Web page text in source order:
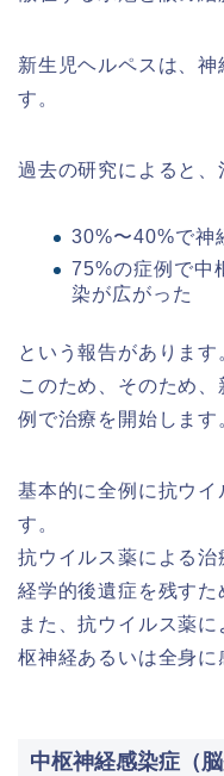
新生児ヘルペスは、
す。
過去の研究によると、
30%〜40%で神
75%の症例で中
染が広がった
という報告があります
このため、そのため
例で治療を開始します
基本的に全例に抗ウ
す。
抗ウイルス薬による
経学的後遺症を残すた
また、抗ウイルス薬
枢神経あるいは全身に
中枢神経感染症（脳